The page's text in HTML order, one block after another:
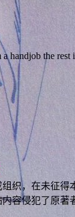
handjob the rest
织，在未征得
容侵犯了原著